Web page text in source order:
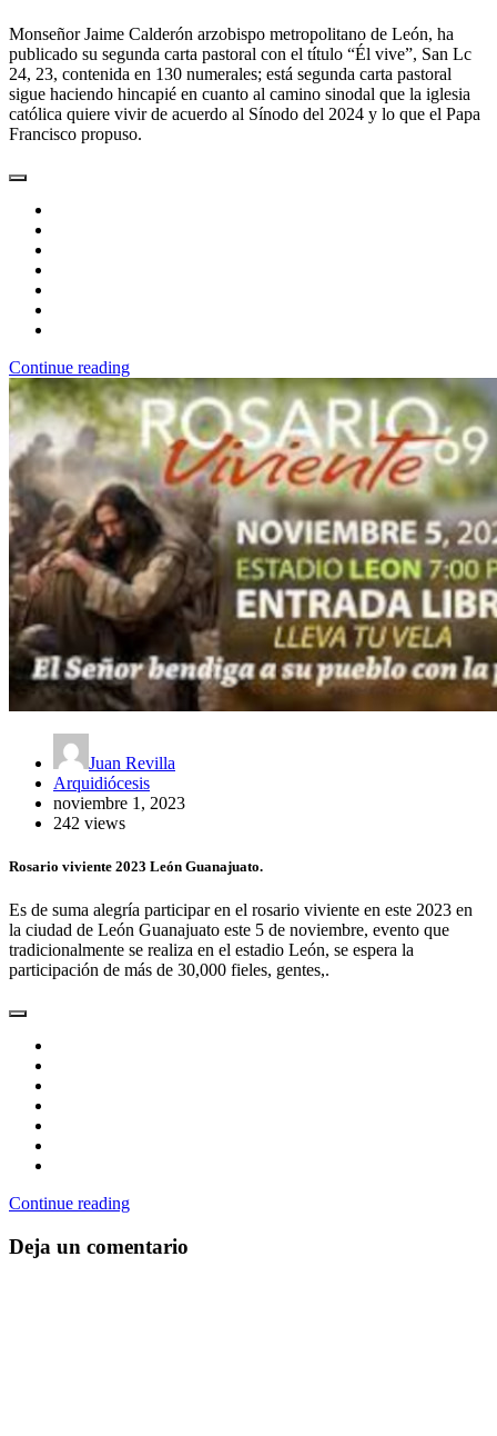
Monseñor Jaime Calderón arzobispo metropolitano de León, ha
publicado su segunda carta pastoral con el título “Él vive”, San Lc
24, 23, contenida en 130 numerales; está segunda carta pastoral
sigue haciendo hincapié en cuanto al camino sinodal que la iglesia
católica quiere vivir de acuerdo al Sínodo del 2024 y lo que el Papa
Francisco propuso.
Continue reading
Juan Revilla
Arquidiócesis
noviembre 1, 2023
242 views
Rosario viviente 2023 León Guanajuato.
Es de suma alegría participar en el rosario viviente en este 2023 en
la ciudad de León Guanajuato este 5 de noviembre, evento que
tradicionalmente se realiza en el estadio León, se espera la
participación de más de 30,000 fieles, gentes,.
Continue reading
Deja un comentario